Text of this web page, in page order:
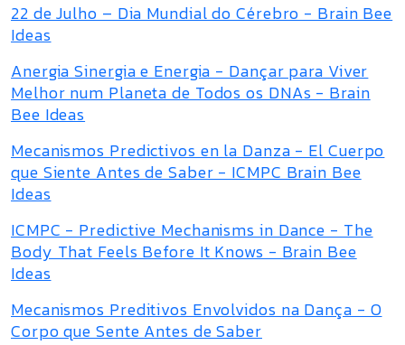
22 de Julho – Dia Mundial do Cérebro - Brain Bee
Ideas
Anergia Sinergia e Energia - Dançar para Viver
Melhor num Planeta de Todos os DNAs - Brain
Bee Ideas
Mecanismos Predictivos en la Danza - El Cuerpo
que Siente Antes de Saber - ICMPC Brain Bee
Ideas
ICMPC - Predictive Mechanisms in Dance - The
Body That Feels Before It Knows - Brain Bee
Ideas
Mecanismos Preditivos Envolvidos na Dança - O
Corpo que Sente Antes de Saber